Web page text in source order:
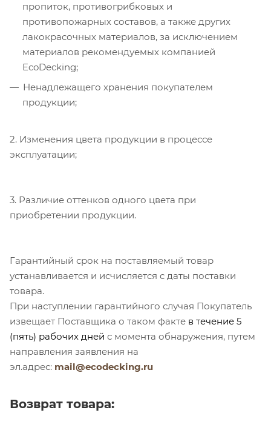
пропиток, противогрибковых и
противопожарных составов, а также других
лакокрасочных материалов, за исключением
материалов рекомендуемых компанией
EcoDecking;
Ненадлежащего хранения покупателем
продукции;
2. Изменения цвета продукции в процессе
эксплуатации;
3. Различие оттенков одного цвета при
приобретении продукции.
Гарантийный срок на поставляемый товар
устанавливается и исчисляется с даты поставки
товара.
При наступлении гарантийного случая Покупатель
извещает Поставщика о таком факте в течение 5
(пять) рабочих дней с момента обнаружения, путем
направления заявления на
эл.адрес: mail@ecodecking.ru
Возврат товара: